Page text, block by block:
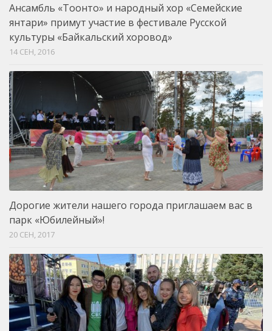
Ансамбль «Тоонто» и народный хор «Семейские
янтари» примут участие в фестивале Русской
культуры «Байкальский хоровод»
14 СЕН, 2016
Дорогие жители нашего города приглашаем вас в
парк «Юбилейный»!
20 СЕН, 2017